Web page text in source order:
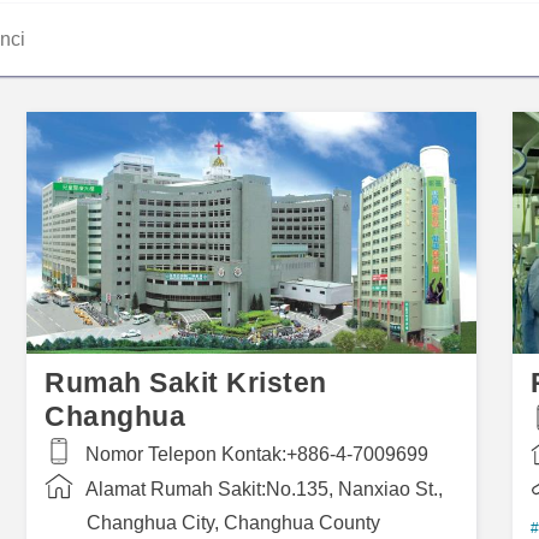
Rumah Sakit Kristen
Changhua
Nomor Telepon Kontak:+886-4-7009699
Alamat Rumah Sakit:No.135, Nanxiao St.,
Changhua City, Changhua County